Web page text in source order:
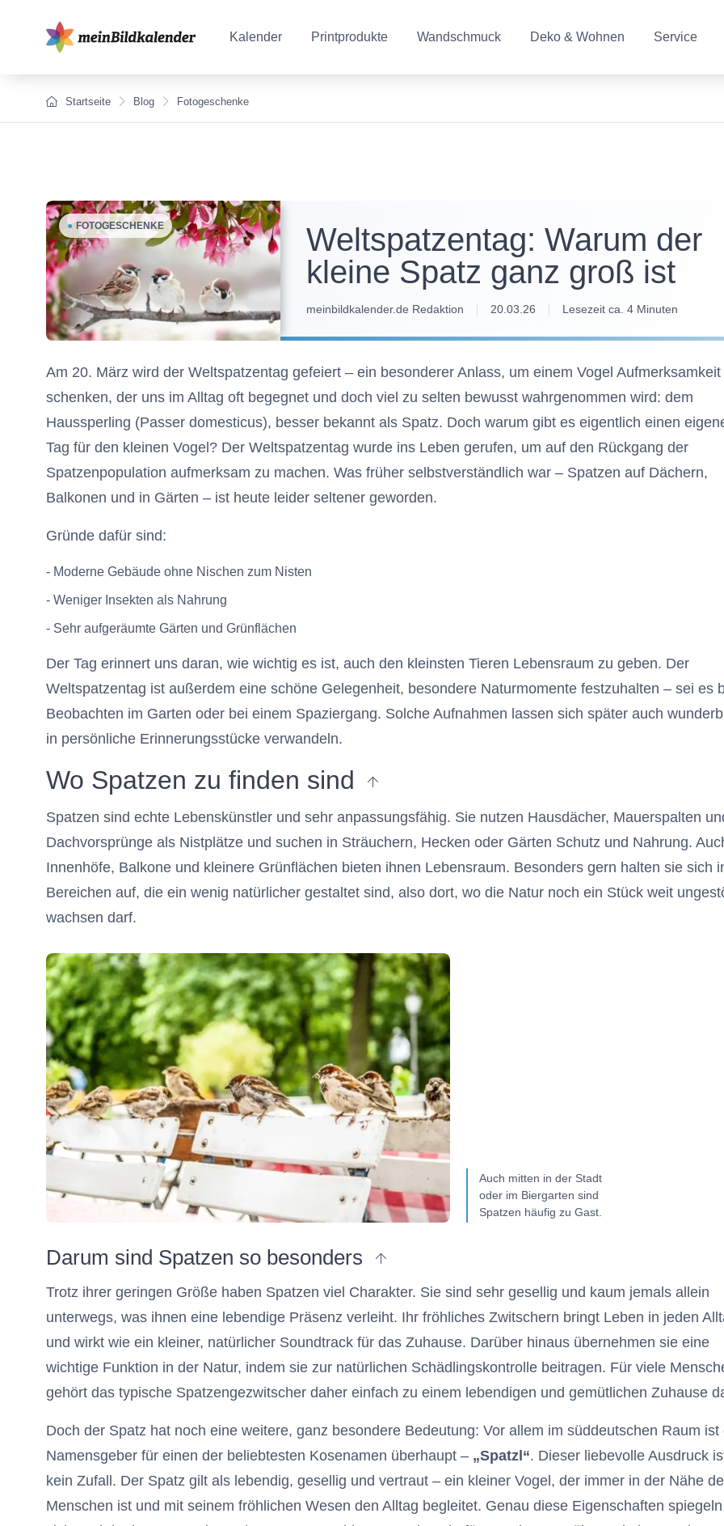
Kalender Printprodukte Wandschmuck Deko & Wohnen Service
Startseite Blog Fotogeschenke
● FOTOGESCHENKE
Weltspatzentag: Warum der
kleine Spatz ganz groß ist
meinbildkalender.de Redaktion 20.03.26 Lesezeit ca. 4 Minuten
Am 20. März wird der Weltspatzentag gefeiert – ein besonderer Anlass, um einem Vogel Aufmerksamkeit
schenken, der uns im Alltag oft begegnet und doch viel zu selten bewusst wahrgenommen wird: dem
Haussperling (Passer domesticus), besser bekannt als Spatz. Doch warum gibt es eigentlich einen
Tag für den kleinen Vogel? Der Weltspatzentag wurde ins Leben gerufen, um auf den Rückgang der
Spatzenpopulation aufmerksam zu machen. Was früher selbstverständlich war – Spatzen auf Dächern,
Balkonen und in Gärten – ist heute leider seltener geworden.
Gründe dafür sind:
- Moderne Gebäude ohne Nischen zum Nisten
- Weniger Insekten als Nahrung
- Sehr aufgeräumte Gärten und Grünflächen
Der Tag erinnert uns daran, wie wichtig es ist, auch den kleinsten Tieren Lebensraum zu geben. Der
Weltspatzentag ist außerdem eine schöne Gelegenheit, besondere Naturmomente festzuhalten – sei es
Beobachten im Garten oder bei einem Spaziergang. Solche Aufnahmen lassen sich später auch
in persönliche Erinnerungsstücke verwandeln.
Wo Spatzen zu finden sind
Spatzen sind echte Lebenskünstler und sehr anpassungsfähig. Sie nutzen Hausdächer, Mauerspalten
Dachvorsprünge als Nistplätze und suchen in Sträuchern, Hecken oder Gärten Schutz und Nahrung.
Innenhöfe, Balkone und kleinere Grünflächen bieten ihnen Lebensraum. Besonders gern halten sie sich
Bereichen auf, die ein wenig natürlicher gestaltet sind, also dort, wo die Natur noch ein Stück weit
wachsen darf.
Auch mitten in der Stadt
oder im Biergarten sind
Spatzen häufig zu Gast.
Darum sind Spatzen so besonders
Trotz ihrer geringen Größe haben Spatzen viel Charakter. Sie sind sehr gesellig und kaum jemals allein
unterwegs, was ihnen eine lebendige Präsenz verleiht. Ihr fröhliches Zwitschern bringt Leben in jeden
und wirkt wie ein kleiner, natürlicher Soundtrack für das Zuhause. Darüber hinaus übernehmen sie eine
wichtige Funktion in der Natur, indem sie zur natürlichen Schädlingskontrolle beitragen. Für viele
gehört das typische Spatzengezwitscher daher einfach zu einem lebendigen und gemütlichen Zuhause
Doch der Spatz hat noch eine weitere, ganz besondere Bedeutung: Vor allem im süddeutschen Raum ist
Namensgeber für einen der beliebtesten Kosenamen überhaupt – „Spatzl“. Dieser liebevolle Ausdruck
kein Zufall. Der Spatz gilt als lebendig, gesellig und vertraut – ein kleiner Vogel, der immer in der Nähe
Menschen ist und mit seinem fröhlichen Wesen den Alltag begleitet. Genau diese Eigenschaften spiegeln